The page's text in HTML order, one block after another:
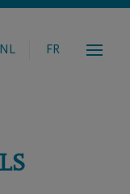
NL FR